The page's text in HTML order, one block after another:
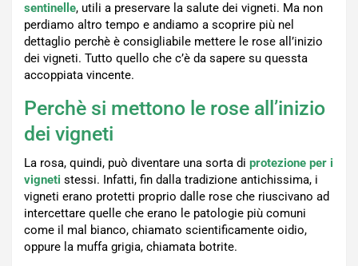
sentinelle, utili a preservare la salute dei vigneti. Ma non
perdiamo altro tempo e andiamo a scoprire più nel
dettaglio perchè è consigliabile mettere le rose all’inizio
dei vigneti. Tutto quello che c’è da sapere su quessta
accoppiata vincente.
Perchè si mettono le rose all’inizio
dei vigneti
La rosa, quindi, può diventare una sorta di protezione per i
vigneti stessi. Infatti, fin dalla tradizione antichissima, i
vigneti erano protetti proprio dalle rose che riuscivano ad
intercettare quelle che erano le patologie più comuni
come il mal bianco, chiamato scientificamente oidio,
oppure la muffa grigia, chiamata botrite.